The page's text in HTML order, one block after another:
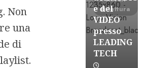
Non
una
di
di lettura
e del
VIDEO
presso
LEADING
TECH